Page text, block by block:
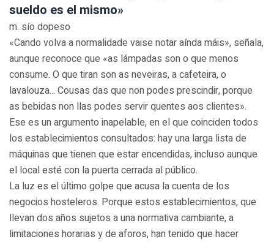
sueldo es el mismo»
m. sío dopeso
«Cando volva a normalidade vaise notar aínda máis», señala,
aunque reconoce que «as lámpadas son o que menos
consume. O que tiran son as neveiras, a cafeteira, o
lavalouza... Cousas das que non podes prescindir, porque
as bebidas non llas podes servir quentes aos clientes».
Ese es un argumento inapelable, en el que coinciden todos
los establecimientos consultados: hay una larga lista de
máquinas que tienen que estar encendidas, incluso aunque
el local esté con la puerta cerrada al público.
La luz es el último golpe que acusa la cuenta de los
negocios hosteleros. Porque estos establecimientos, que
llevan dos años sujetos a una normativa cambiante, a
limitaciones horarias y de aforos, han tenido que hacer